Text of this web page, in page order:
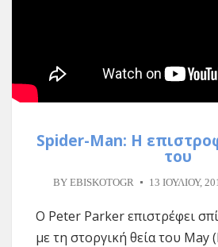
Spider-Man: Η
του
BY EBISKOTOGR 13 ΙΟΥΛΊΟΥ,
O Peter Parker επιστρέφει
με τη στοργική θεία του